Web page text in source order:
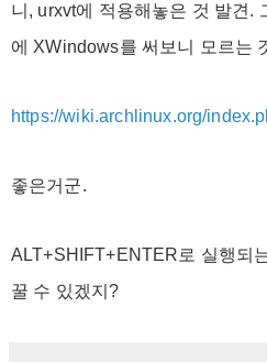
니, urxvt에 적용해놓은 것 발견.
에 XWindows를 써보니 모르는
https://wiki.archlinux.org/
좋은거군.
ALT+SHIFT+ENTER로 실행되
꿀 수 있겠지?